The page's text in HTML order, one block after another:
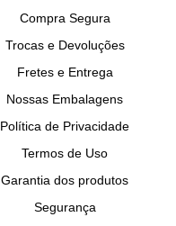
Compra Segura
Trocas e Devoluções
Fretes e Entrega
Nossas Embalagens
Política de Privacidade
Termos de Uso
Garantia dos produtos
Segurança